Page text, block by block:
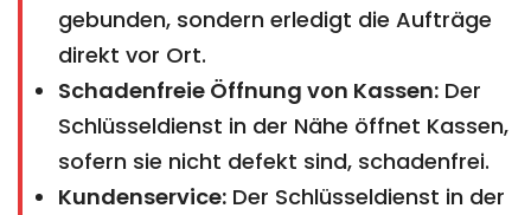
gebunden, sondern erledigt die Aufträge
direkt vor Ort.
Schadenfreie Öffnung von Kassen: Der
Schlüsseldienst in der Nähe öffnet Kassen,
sofern sie nicht defekt sind, schadenfrei.
Kundenservice: Der Schlüsseldienst in der